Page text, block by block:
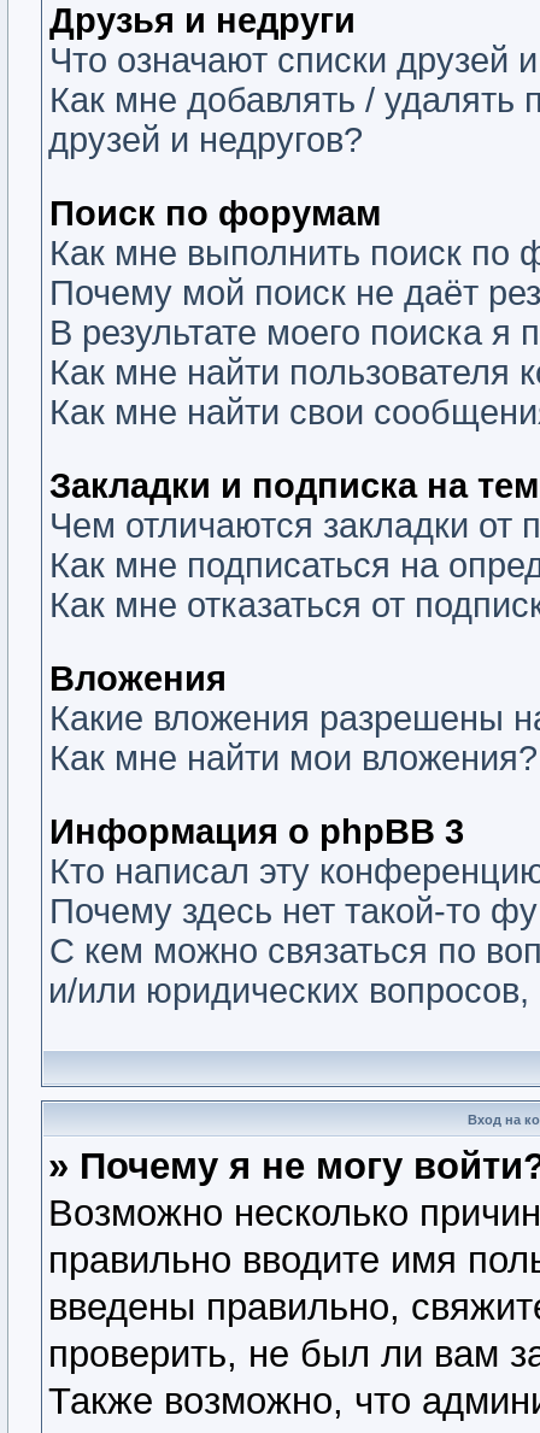
Друзья и недруги
Что означают списки друзей
Как мне добавлять / удалять
друзей и недругов?
Поиск по форумам
Как мне выполнить поиск
Почему мой поиск не даёт
В результате моего поиска я
Как мне найти пользователя
Как мне найти свои
Закладки и подписка на
Чем отличаются закладки от
Как мне подписаться на
Как мне отказаться от
Вложения
Какие вложения разрешены
Как мне найти мои вложения?
Информация о phpBB 3
Кто написал эту
Почему здесь нет такой-то
С кем можно связаться по
и/или юридических
Вход на
» Почему я не могу
Возможно несколько
правильно вводите имя
введены правильно,
проверить, не был ли вам
Также возможно, что